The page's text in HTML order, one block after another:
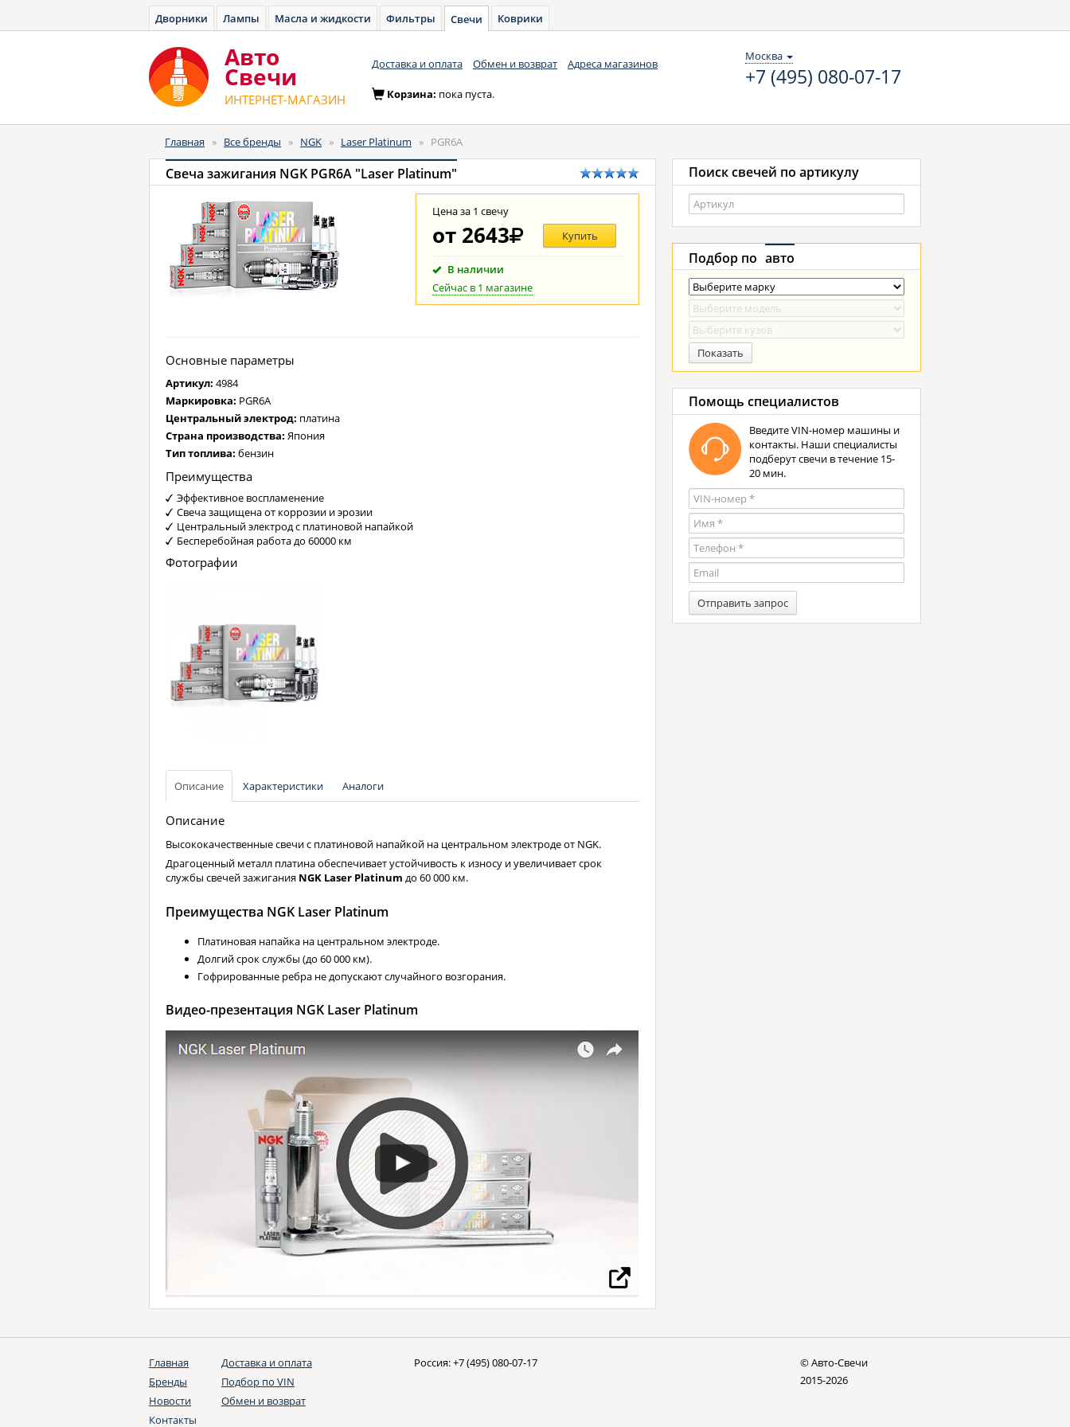
Дворники Лампы Масла и жидкости Фильтры Свечи Коврики
Авто
Cвечи
ИНТЕРНЕТ-МАГАЗИН
Доставка и оплата Обмен и возврат Адреса магазинов
Москва
+7 (495) 080-07-17
Корзина: пока пуста.
Главная » Все бренды » NGK » Laser Platinum » PGR6A
Свеча зажигания NGK PGR6A "Laser Platinum"
Цена за 1 свечу
от 2643 Купить
В наличии
Сейчас в 1 магазине
Основные параметры
Артикул: 4984
Маркировка: PGR6A
Центральный электрод: платина
Страна производства: Япония
Тип топлива: бензин
Преимущества
Эффективное воспламенение
Свеча защищена от коррозии и эрозии
Центральный электрод с платиновой напайкой
Бесперебойная работа до 60000 км
Фотографии
Описание Характеристики Аналоги
Описание
Высококачественные свечи с платиновой напайкой на центральном электроде от NGK.
Драгоценный металл платина обеспечивает устойчивость к износу и увеличивает срок
службы свечей зажигания NGK Laser Platinum до 60 000 км.
Преимущества NGK Laser Platinum
Платиновая напайка на центральном электроде.
Долгий срок службы (до 60 000 км).
Гофрированные ребра не допускают случайного возгорания.
Видео-презентация NGK Laser Platinum
Поиск свечей по артикулу
Подбор по авто
Показать
Помощь специалистов
Введите VIN-номер машины и
контакты. Наши специалисты
подберут свечи в течение 15-
20 мин.
Отправить запрос
Главная
Бренды
Новости
Контакты
Доставка и оплата
Подбор по VIN
Обмен и возврат
Россия:+7 (495) 080-07-17
© Авто-Cвечи
2015-2026